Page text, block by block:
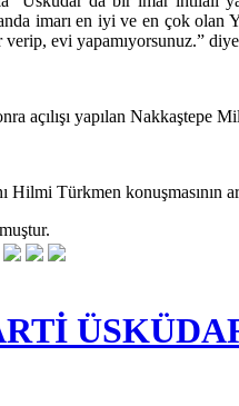
imarı en iyi ve en çok olan
verip, evi yapamıyorsunuz.”
açılışı yapılan
Hilmi Türkmen konuşmasının